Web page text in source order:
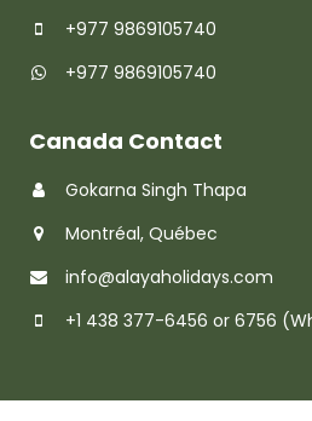
+977 9869105740
+977 9869105740
Canada Contact
Gokarna Singh Thapa
Montréal, Québec
info@alayaholidays.com
+1 438 377-6456 or 6756